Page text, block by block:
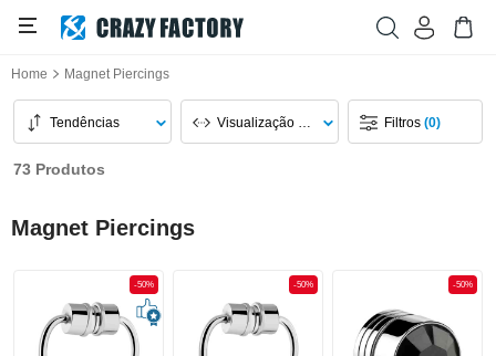
Home Magnet Piercings
Tendências Visualização Da Página Filtros(0)
73 Produtos
Magnet Piercings
-50% -50% -50%